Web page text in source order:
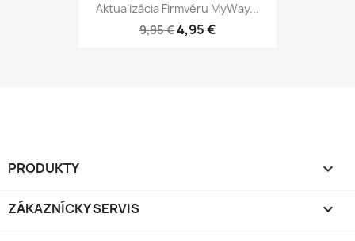
Aktualizácia Firmvéru MyWay...
9,95 €4,95 €
PRODUKTY 
ZÁKAZNÍCKY SERVIS 